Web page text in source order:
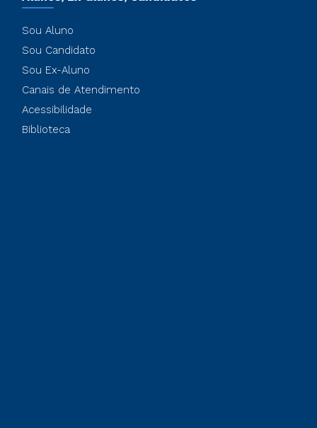
Sou Aluno
Sou Candidato
Sou Ex-Aluno
Canais de Atendimento
Acessibilidade
Biblioteca